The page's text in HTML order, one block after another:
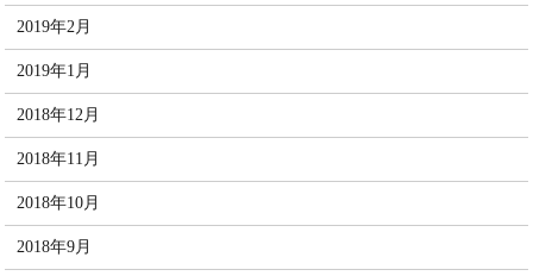
2019年2月
2019年1月
2018年12月
2018年11月
2018年10月
2018年9月